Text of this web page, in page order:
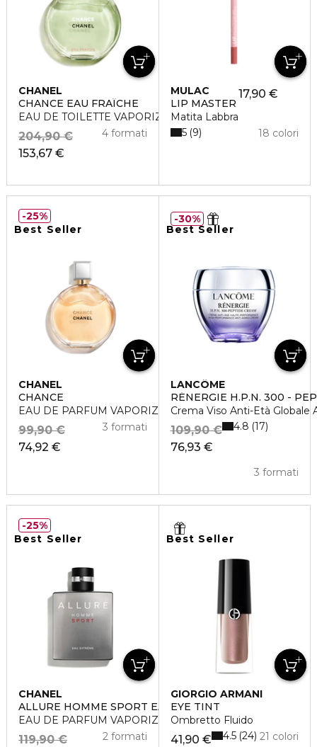
CHANEL
CHANCE EAU FRAÎCHE
EAU DE TOILETTE VAPORIZZATORE
153,67 €
204,90 € 4 formati
MULAC
LIP MASTER
Matita Labbra
17,90 €
18 colori
5 9
Best Seller
CHANEL
CHANCE
EAU DE PARFUM VAPORIZZATORE
74,92 €
99,90 € 3 formati
25%
Best Seller
LANCÔME
RÉNERGIE H.P.N. 300 -
Crema Viso Anti-Età Globale
76,93 €
109,90 €
3 formati
4.8 17
30%
Best Seller
CHANEL
ALLURE HOMME SPORT EAU EXTRÊME
EAU DE PARFUM VAPORIZZATORE
119,90 € 2 formati
25%
Best Seller
GIORGIO ARMANI
EYE TINT
Ombretto Fluido
41,90 € 21 colori
4.5 24